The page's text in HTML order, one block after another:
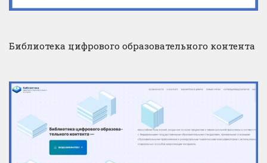
Библиотека цифрового образовательного контента